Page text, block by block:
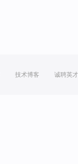
技术博客 诚聘英才